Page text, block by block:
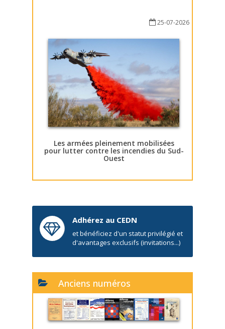
25-07-2026
Les armées pleinement mobilisées
pour lutter contre les incendies du Sud-
Ouest
Adhérez au CEDN
et bénéficiez d'un statut privilégié et
d'avantages exclusifs (invitations...)
Anciens numéros